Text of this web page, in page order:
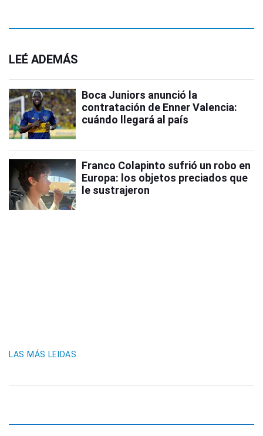
LEÉ ADEMÁS
Boca Juniors anunció la
contratación de Enner Valencia:
cuándo llegará al país
Franco Colapinto sufrió un robo en
Europa: los objetos preciados que
le sustrajeron
LAS MÁS LEIDAS